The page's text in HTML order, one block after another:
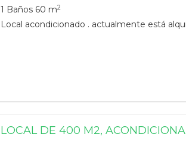
1 Baños 60 m2
Local acondicionado . actualmente está
LOCAL DE 400 M2,